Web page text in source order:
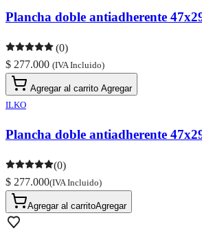
Plancha doble antiadherente
(0)
$ 277.000 (IVA Incluido)
Agregar al carrito Agregar
ILKO
Plancha doble antiadherente
(0)
$ 277.000(IVA Incluido)
Agregar al carritoAgregar